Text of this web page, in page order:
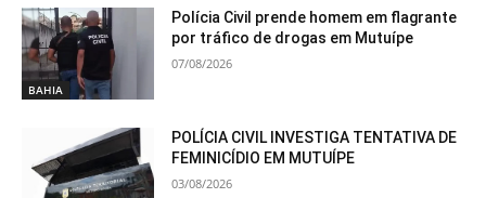
BAHIA
Polícia Civil prende homem em flagrante
por tráfico de drogas em Mutuípe
07/08/2026
POLÍCIA CIVIL INVESTIGA TENTATIVA DE
FEMINICÍDIO EM MUTUÍPE
03/08/2026